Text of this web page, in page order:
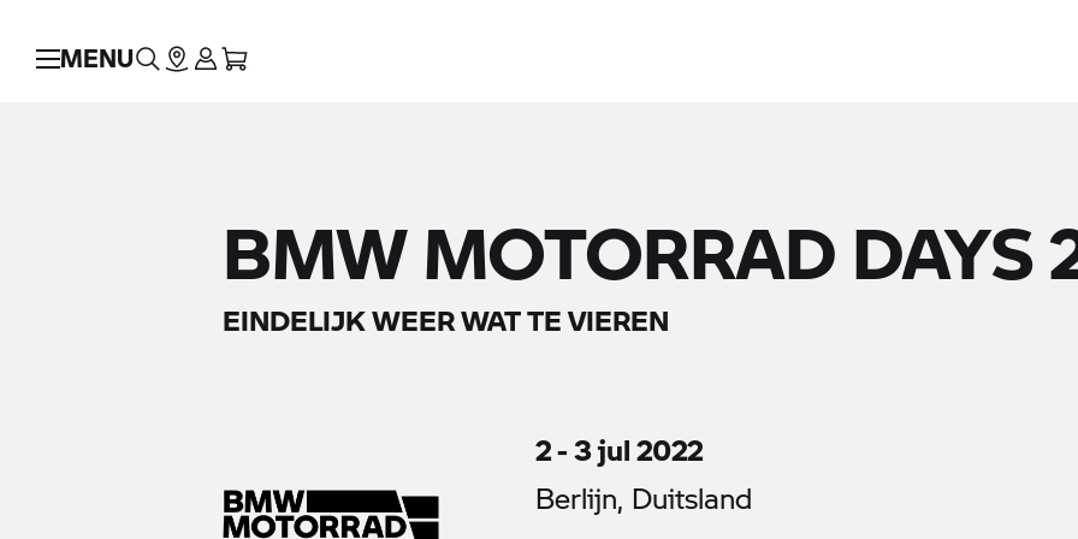
MENU
BMW MOTORRAD DAYS
EINDELIJK WEER WAT TE VIEREN
2 - 3 jul 2022
Berlijn, Duitsland